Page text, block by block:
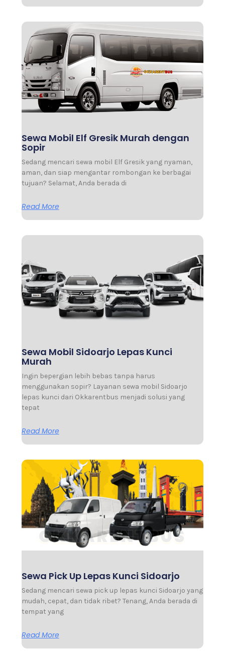
Sewa Mobil Elf Gresik Murah dengan
Sopir
Sedang mencari sewa mobil Elf Gresik yang nyaman,
aman, dan siap mengantar rombongan ke berbagai
tujuan? Selamat, Anda berada di
Read More
Sewa Mobil Sidoarjo Lepas Kunci
Murah
Ingin bepergian lebih bebas tanpa harus
menggunakan sopir? Layanan sewa mobil Sidoarjo
lepas kunci dari Okkarentbus menjadi solusi yang
tepat
Read More
Sewa Pick Up Lepas Kunci Sidoarjo
Sedang mencari sewa pick up lepas kunci Sidoarjo yang
mudah, cepat, dan tidak ribet? Tenang, Anda berada di
tempat yang
Read More